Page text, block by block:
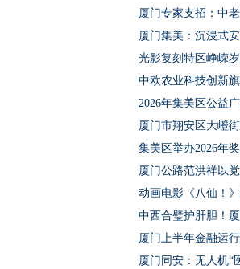
厦门专家支招：中
厦门集美：沉浸式
光影复刻特区峥嵘
中欧农业科技创新
2026年集美区公益
厦门市翔安区大嶝
集美区举办2026年
厦门公路范洪祥以
动画电影《八仙！
中西合璧护肝胆！
厦门上半年金融运
厦门同安：无人机“